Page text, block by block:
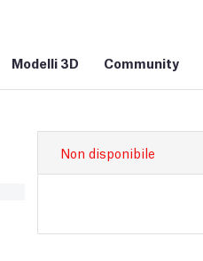
Modelli 3D Community
Non disponibile